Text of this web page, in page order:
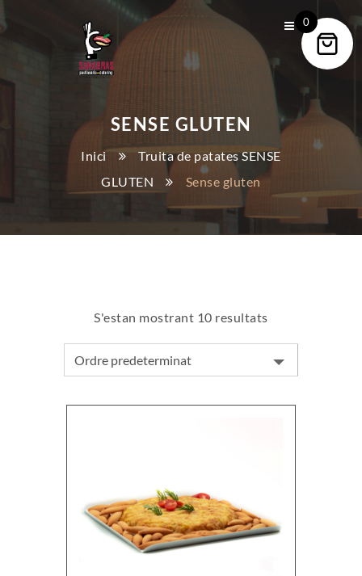
SENSE GLUTEN
Inici
Truita de patates SENSE
GLUTEN
Sense gluten
S'estan mostrant 10 resultats
0